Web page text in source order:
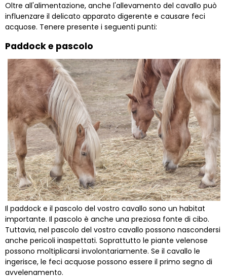
Oltre all'alimentazione, anche l'allevamento del cavallo può
influenzare il delicato apparato digerente e causare feci
acquose. Tenere presente i seguenti punti:
Paddock e pascolo
Il paddock e il pascolo del vostro cavallo sono un habitat
importante. Il pascolo è anche una preziosa fonte di cibo.
Tuttavia, nel pascolo del vostro cavallo possono nascondersi
anche pericoli inaspettati. Soprattutto le piante velenose
possono moltiplicarsi involontariamente. Se il cavallo le
ingerisce, le feci acquose possono essere il primo segno di
avvelenamento.